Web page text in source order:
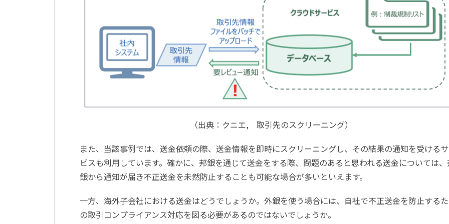
（出典：クニエ, 取引先のスクリーニング）
また、当該事例では、送金依頼の際、送金情報を即時にスクリーニングし、その結果の通知を受ける
ビスも利用しています。確かに、邦銀を通じて送金をする際、問題のあると思われる送金については
銀から通知が届き不正送金を未然防止することも可能な場合が多いといえます。
一方、海外子会社における送金はどうでしょうか。外銀を使う場合には、自社で不正送金を防止する
の取引コンプライアンス対応を図る必要があるのではないでしょうか。